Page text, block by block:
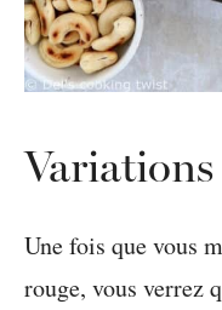
Variations
Une fois que vous
rouge, vous verrez